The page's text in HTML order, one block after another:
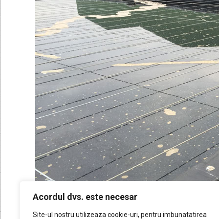
Acordul dvs. este necesar
Site-ul nostru utilizeaza cookie-uri, pentru imbunatatirea